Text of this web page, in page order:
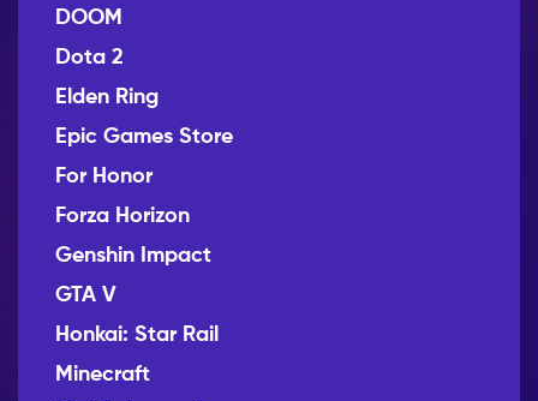
DOOM
Dota 2
Elden Ring
Epic Games Store
For Honor
Forza Horizon
Genshin Impact
GTA V
Honkai: Star Rail
Minecraft